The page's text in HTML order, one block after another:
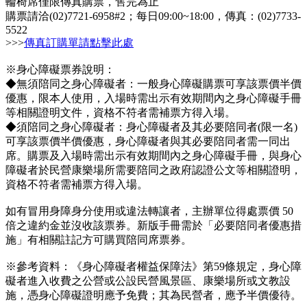
購票請洽(02)7721-6958#2；每日09:00~18:00，傳真：(02)7733-
5522
>>>傳真訂購單請點擊此處
※身心障礙票券說明：
◆無須陪同之身心障礙者：一般身心障礙購票可享該票價半價
優惠，限本人使用，入場時需出示有效期間內之身心障礙手冊
等相關證明文件，資格不符者需補票方得入場。
◆須陪同之身心障礙者：身心障礙者及其必要陪同者(限一名)
可享該票價半價優惠，身心障礙者與其必要陪同者需一同出
席。購票及入場時需出示有效期間內之身心障礙手冊，與身心
障礙者於民營康樂場所需要陪同之政府認證公文等相關證明，
資格不符者需補票方得入場。
如有冒用身障身分使用或違法轉讓者，主辦單位得處票價 50
倍之違約金並沒收該票券。新版手冊需於「必要陪同者優惠措
施」有相關註記方可購買陪同席票券。
※參考資料：《身心障礙者權益保障法》第59條規定，身心障
礙者進入收費之公營或公設民營風景區、康樂場所或文教設
施，憑身心障礙證明應予免費；其為民營者，應予半價優待。